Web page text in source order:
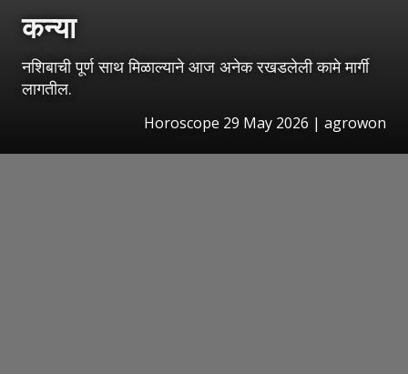
कन्या
नशिबाची पूर्ण साथ मिळाल्याने आज अनेक रखडलेली कामे मार्गी
लागतील.
Horoscope 29 May 2026 | agrowon